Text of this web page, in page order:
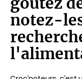
notez-